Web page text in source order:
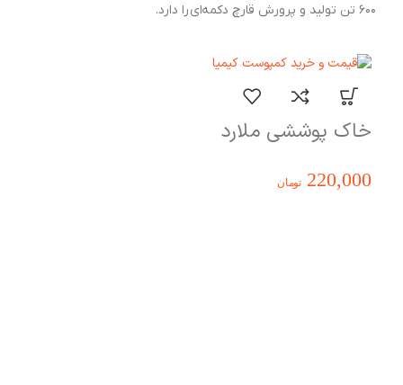
۶۰۰ تن تولید و پرورش قارچ دکمه‌ای را دارد.
خاک پوششی ملارد
220,000 تومان